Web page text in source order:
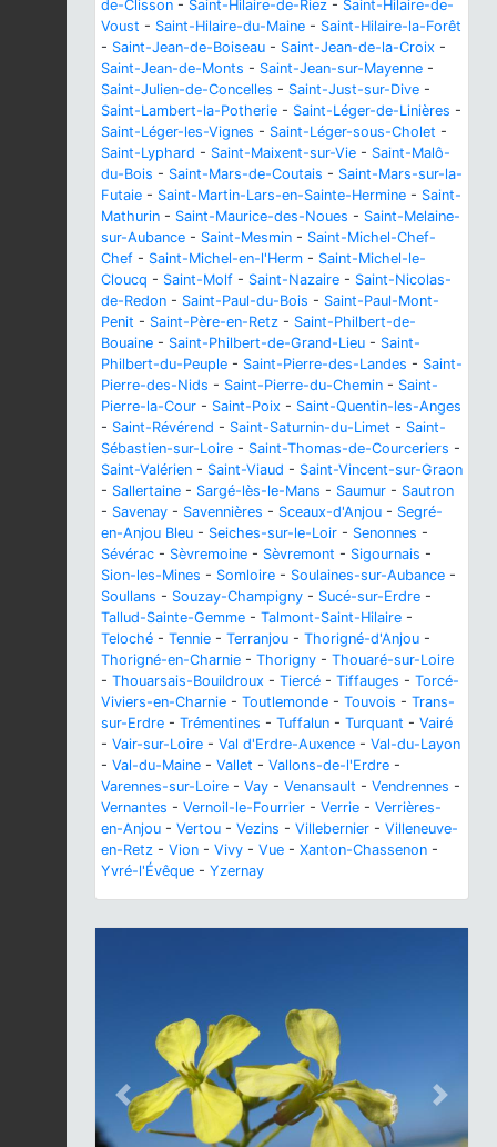
de-Clisson - Saint-Hilaire-de-Riez - Saint-Hilaire-de-
Voust - Saint-Hilaire-du-Maine - Saint-Hilaire-la-Forêt
- Saint-Jean-de-Boiseau - Saint-Jean-de-la-Croix -
Saint-Jean-de-Monts - Saint-Jean-sur-Mayenne -
Saint-Julien-de-Concelles - Saint-Just-sur-Dive -
Saint-Lambert-la-Potherie - Saint-Léger-de-Linières -
Saint-Léger-les-Vignes - Saint-Léger-sous-Cholet -
Saint-Lyphard - Saint-Maixent-sur-Vie - Saint-Malô-
du-Bois - Saint-Mars-de-Coutais - Saint-Mars-sur-la-
Futaie - Saint-Martin-Lars-en-Sainte-Hermine - Saint-
Mathurin - Saint-Maurice-des-Noues - Saint-Melaine-
sur-Aubance - Saint-Mesmin - Saint-Michel-Chef-
Chef - Saint-Michel-en-l'Herm - Saint-Michel-le-
Cloucq - Saint-Molf - Saint-Nazaire - Saint-Nicolas-
de-Redon - Saint-Paul-du-Bois - Saint-Paul-Mont-
Penit - Saint-Père-en-Retz - Saint-Philbert-de-
Bouaine - Saint-Philbert-de-Grand-Lieu - Saint-
Philbert-du-Peuple - Saint-Pierre-des-Landes - Saint-
Pierre-des-Nids - Saint-Pierre-du-Chemin - Saint-
Pierre-la-Cour - Saint-Poix - Saint-Quentin-les-Anges
- Saint-Révérend - Saint-Saturnin-du-Limet - Saint-
Sébastien-sur-Loire - Saint-Thomas-de-Courceriers -
Saint-Valérien - Saint-Viaud - Saint-Vincent-sur-Graon
- Sallertaine - Sargé-lès-le-Mans - Saumur - Sautron
- Savenay - Savennières - Sceaux-d'Anjou - Segré-
en-Anjou Bleu - Seiches-sur-le-Loir - Senonnes -
Sévérac - Sèvremoine - Sèvremont - Sigournais -
Sion-les-Mines - Somloire - Soulaines-sur-Aubance -
Soullans - Souzay-Champigny - Sucé-sur-Erdre -
Tallud-Sainte-Gemme - Talmont-Saint-Hilaire -
Teloché - Tennie - Terranjou - Thorigné-d'Anjou -
Thorigné-en-Charnie - Thorigny - Thouaré-sur-Loire
- Thouarsais-Bouildroux - Tiercé - Tiffauges - Torcé-
Viviers-en-Charnie - Toutlemonde - Touvois - Trans-
sur-Erdre - Trémentines - Tuffalun - Turquant - Vairé
- Vair-sur-Loire - Val d'Erdre-Auxence - Val-du-Layon
- Val-du-Maine - Vallet - Vallons-de-l'Erdre -
Varennes-sur-Loire - Vay - Venansault - Vendrennes -
Vernantes - Vernoil-le-Fourrier - Verrie - Verrières-
en-Anjou - Vertou - Vezins - Villebernier - Villeneuve-
en-Retz - Vion - Vivy - Vue - Xanton-Chassenon -
Yvré-l'Évêque - Yzernay
Previous Next